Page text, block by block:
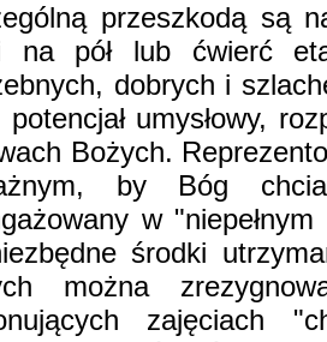
przeszkodą są
na pół lub ćwierć
dobrych i
potencjał umysłowy,
Bożych.
by Bóg
w
środki
można
zajęciach